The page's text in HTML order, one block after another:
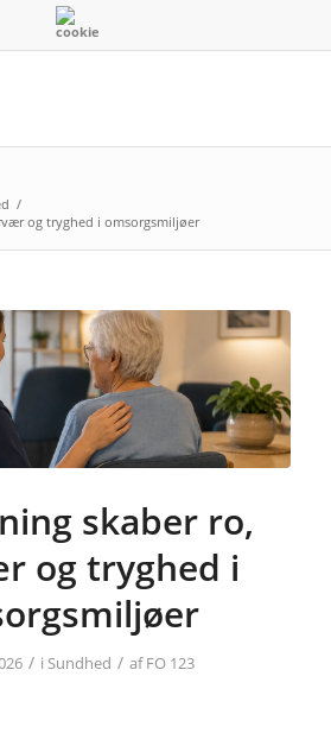
/
og tryghed i omsorgsmiljøer
skaber ro,
og tryghed i
/ i Sundhed / afFO 123